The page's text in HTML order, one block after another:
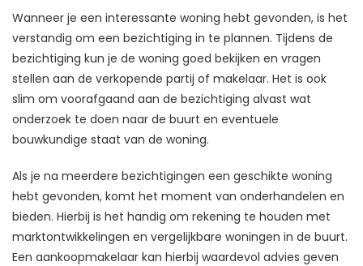
Wanneer je een interessante woning hebt gevonden, is het
verstandig om een bezichtiging in te plannen. Tijdens de
bezichtiging kun je de woning goed bekijken en vragen
stellen aan de verkopende partij of makelaar. Het is ook
slim om voorafgaand aan de bezichtiging alvast wat
onderzoek te doen naar de buurt en eventuele
bouwkundige staat van de woning.
Als je na meerdere bezichtigingen een geschikte woning
hebt gevonden, komt het moment van onderhandelen en
bieden. Hierbij is het handig om rekening te houden met
marktontwikkelingen en vergelijkbare woningen in de buurt.
Een aankoopmakelaar kan hierbij waardevol advies geven